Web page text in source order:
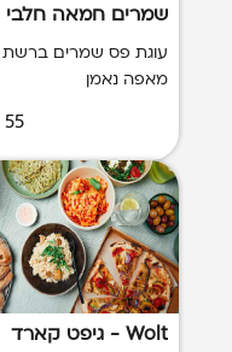
שמרים חמאה חלבי
עוגת פס שמרים ברשת
מאפה נאמן
55 ₪
Wolt - גיפט קארד